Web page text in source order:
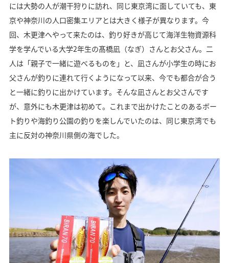
には大勢の人が潮干狩りに訪れ、同じ東京湾に面していても、東
京や神奈川の人口密集エリアとは大きく様子が異なります。 今
回、木更津へやって来たのは、釣り好きが高じて海洋生物資源科
学を学んでいる大学2年生の髙橋凪（なぎ）さんとお父さん。二
人は「親子で一緒に遊べるものを」と、凪さんが小学生の時にお
父さんが釣りに連れて行くようになって以来、今でも都合が合う
と一緒に釣りに出かけています。そんな凪さんとお父さんです
が、意外にも木更津は初めて。これまで出かけたことのあるボー
ト釣りや海釣り公園の釣りを楽しんでいたのは、同じ東京湾でも
主に反対の神奈川県側の海でした。